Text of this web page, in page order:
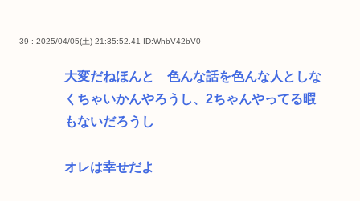
39 : 2025/04/05(土) 21:35:52.41 ID:WhbV42bV0
大変だねほんと 色んな話を色んな人としな
くちゃいかんやろうし、2ちゃんやってる暇
もないだろうし
オレは幸せだよ